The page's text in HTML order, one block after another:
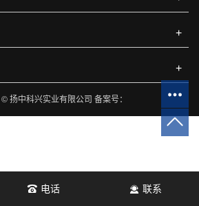
+
+
扬中科兴实业有限公司 备案号：
电话 联系